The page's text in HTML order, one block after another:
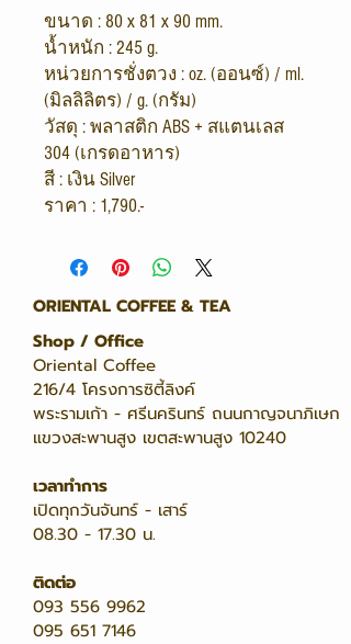
ขนาด : 80 x 81 x 90 mm.
น้ำหนัก : 245 g.
หน่วยการชั่งตวง : oz. (ออนซ์) / ml.
(มิลลิลิตร) / g. (กรัม)
วัสดุ : พลาสติก ABS + สแตนเลส
304 (เกรดอาหาร)
สี : เงิน Silver
ราคา : 1,790.-
ORIENTAL COFFEE & TEA
Shop / Office
Oriental Coffee
216/4 โครงการซิตี้ลิงค์
พระรามเก้า - ศรีนครินทร์ ถนนกาญจนาภิเษก
แขวงสะพานสูง เขตสะพานสูง 10240
เวลาทำการ
เปิดทุกวันจันทร์ - เสาร์
08.30 - 17.30 น.
ติดต่อ
093 556 9962
095 651 7146